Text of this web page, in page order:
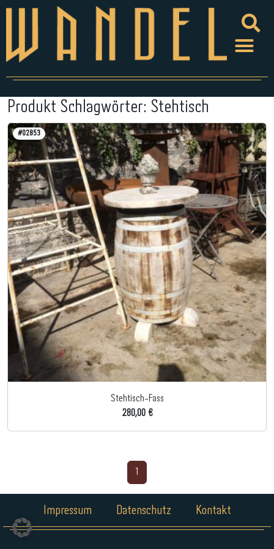
Produkt Schlagwörter: Stehtisch
#02853
Stehtisch-Fass
280,00 €
Impressum Datenschutz Kontakt